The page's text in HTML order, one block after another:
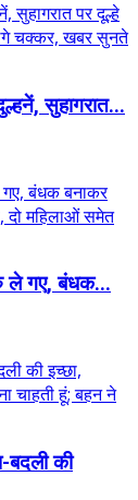
सुहागरात...
ले गए, बंधक...
बदली की